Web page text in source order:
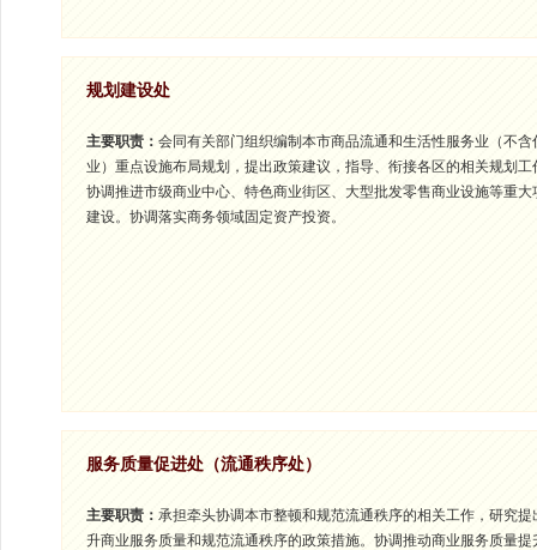
规划建设处
主要职责： 会同有关部门组织编制本市商品流通和生活性服务业（不含
业）重点设施布局规划，提出政策建议，指导、衔接各区的相关规划工
协调推进市级商业中心、特色商业街区、大型批发零售商业设施等重大
建设。协调落实商务领域固定资产投资。
服务质量促进处（流通秩序处）
主要职责： 承担牵头协调本市整顿和规范流通秩序的相关工作，研究提
升商业服务质量和规范流通秩序的政策措施。协调推动商业服务质量提